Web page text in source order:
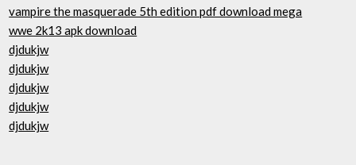
vampire the masquerade 5th edition pdf download mega
wwe 2k13 apk download
djdukjw
djdukjw
djdukjw
djdukjw
djdukjw